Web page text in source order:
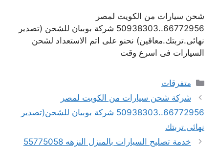
شحن سيارات من الكويت لمصر
66772956..50938303 شركة بوبيان للشحن (تصدير
نهائى.تربتك.معاقين) نحنو على اتم الاستعداد لشحن
السيارات فى اسرع وقت
التصنيفات
متفرقات
شركة شحن سيارات من الكويت لمصر
66772956..50938303 شركة بوبيان للشحن(تصدير
نهائى.تربتك
خدمة تصليح السيارات بالمنزل النزهه 55775058